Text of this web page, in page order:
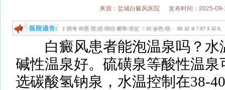
来源：盐城白癜风医院 发布时间：2025-
省专业祛白的专病专科医院,值得信赖和肯定！问诊热线：0512-67073120。
白癜风患者能泡温泉吗？水
碱性温泉好。硫磺泉等酸性温
选碳酸氢钠泉，水温控制在38-